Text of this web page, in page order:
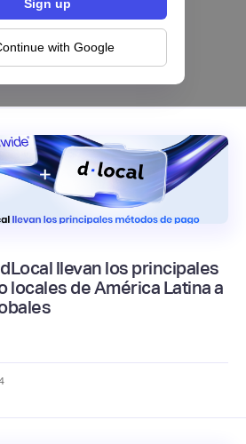
with Google
a la IA | Mambu
llevan los principales
locales de América Latina a